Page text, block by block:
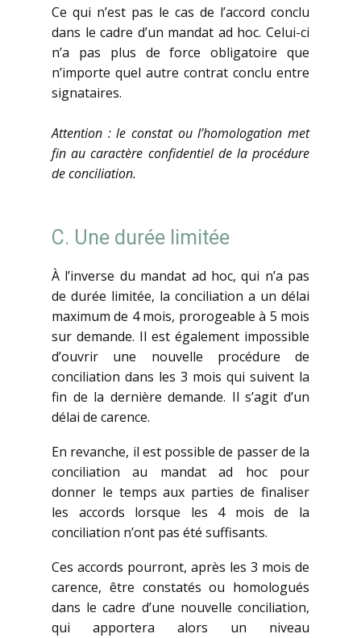
Ce qui n’est pas le cas de l’accord conclu
dans le cadre d’un mandat ad hoc. Celui-ci
n’a pas plus de force obligatoire que
n’importe quel autre contrat conclu entre
signataires.
Attention : le constat ou l’homologation met
fin au caractère confidentiel de la procédure
de conciliation.
C. Une durée limitée
À l’inverse du mandat ad hoc, qui n’a pas
de durée limitée, la conciliation a un délai
maximum de 4 mois, prorogeable à 5 mois
sur demande. Il est également impossible
d’ouvrir une nouvelle procédure de
conciliation dans les 3 mois qui suivent la
fin de la dernière demande. Il s’agit d’un
délai de carence.
En revanche, il est possible de passer de la
conciliation au mandat ad hoc pour
donner le temps aux parties de finaliser
les accords lorsque les 4 mois de la
conciliation n’ont pas été suffisants.
Ces accords pourront, après les 3 mois de
carence, être constatés ou homologués
dans le cadre d’une nouvelle conciliation,
qui apportera alors un niveau